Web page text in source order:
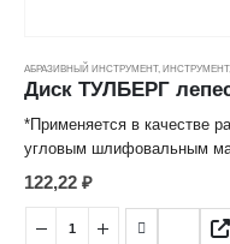
АБРАЗИВНЫЙ ИНСТРУМЕНТ, ИНСТРУМЕНТ,
*Применяется в качестве
угловым шлифовальным
обработки кромок, сварных швов деталей и конструкций из
различных марок сталей,
пластиков.
122,22 ₽